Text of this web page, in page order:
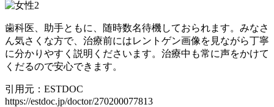
歯科医、助手ともに、随時数名待機しておられます。みなさ
ん気さくな方で、治療前にはレントゲン画像を見ながら丁寧
に分かりやすく説明くださいます。治療中も常に声をかけて
くだるので安心できます。
引用元：ESTDOC
https://estdoc.jp/doctor/270200077813